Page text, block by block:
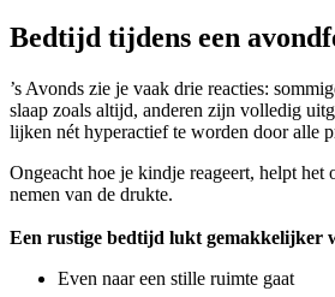
Bedtijd tijdens een
’s Avonds zie je vaak drie reacties:
slaap zoals altijd, anderen zijn volledig
lijken nét hyperactief te worden door alle
Ongeacht hoe je kindje reageert, helpt het
nemen van de drukte.
Een rustige bedtijd lukt gemakkelijker
Even naar een stille ruimte gaat